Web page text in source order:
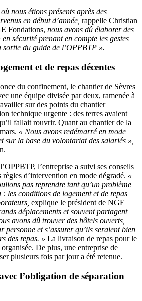
nous étions présents après des
en début d’année, rappelle Christian
Fondations, nous avons dû élaborer des
sécurité prenant en compte les gestes
sortie du guide de l’OPPBTP ».
et de repas décentes
du confinement, le chantier de Sèvres
une équipe divisée par deux, ramenée à
sur des points du chantier
technique urgente : des terres avaient
fallait rouvrir. Quant au chantier de la
« Nous avons redémarré en mode
sur la base du volontariat des salariés »,
l’entreprise a suivi ses conseils
règles d’intervention en mode dégradé. «
pas reprendre tant qu’un problème
: les conditions de logement et de repas
explique le président de NGE
déplacements et souvent partagent
avons dû trouver des hôtels ouverts,
personne et s’assurer qu’ils seraient bien
des repas. » La livraison de repas pour le
De plus, une entreprise de
plusieurs fois par jour a été retenue.
l’obligation de séparation